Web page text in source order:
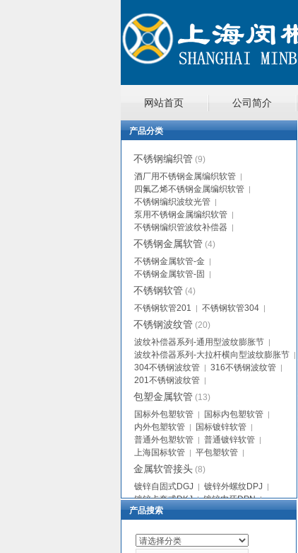
网站首页 公司简介
产品搜索
产品分类
不锈钢编织管 (9)
酒厂用不锈钢金属编织软管 |
四氟乙烯不锈钢金属编织软管 |
不锈钢编织波纹光管 |
泵用不锈钢金属编织软管 |
不锈钢编织管波纹补偿器 |
不锈钢金属软管 (4)
不锈钢金属软管-金 |
不锈钢金属软管-固 |
不锈钢软管 (4)
不锈钢软管201
| 不锈钢软管304 |
不锈钢波纹管 (20)
波纹补偿器系列-通用型波纹膨胀节 |
波纹补偿器系列-大拉杆横向型波纹膨胀节 |
304不锈钢波纹管 | 316不锈钢波纹管 |
201不锈钢波纹管 |
包塑金属软管 (13)
国标外包塑软管 | 国标内包塑软管 |
内外包塑软管 | 国标镀锌软管 |
普通外包塑软管 | 普通镀锌软管 |
上海国标软管 | 平包塑软管 |
金属软管接头 (8)
镀锌自固式DGJ
| 镀锌外螺纹DPJ |
镀锌卡套式DKJ | 镀锌内牙DPN |
镀铬自固式DGJ | 镀铬外螺纹DPJ |
普利卡管(2)